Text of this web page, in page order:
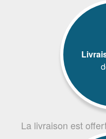
La livraison est